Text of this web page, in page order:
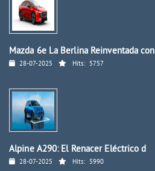
Mazda 6e La Berlina Reinventada con
28-07-2025 Hits: 5757
Alpine A290: El Renacer Eléctrico d
28-07-2025 Hits: 5990